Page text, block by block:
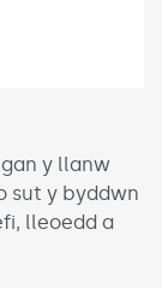
y llanw
sut y byddwn
lleoedd a